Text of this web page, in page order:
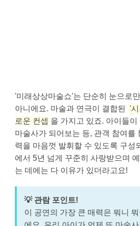
'미래상상마술쇼'는 단순히 눈으로
아니에요. 마술과 연극이 결합된
'시
로운 컨셉 을 가지고 있죠. 아이들
마술사가 되어보는 등, 관객 참여를
력을 마음껏 발휘할 수 있도록 구성
에서 5년 넘게 꾸준히 사랑받으며
는 데에는 다 이유가 있더라고요!
💡 관람 포인트!
이 공연의 가장 큰 매력은 뭐니 뭐